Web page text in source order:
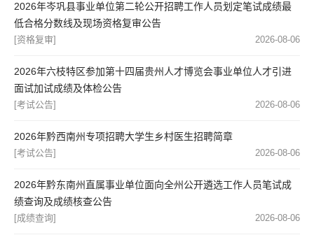
[资格复审]
2026年岑巩县事业单位第二轮公开招聘工作人员划定笔试成绩最
低合格分数线及现场资格复审公告
2026-08-06
[考试公告]
2026年六枝特区参加第十四届贵州人才博览会事业单位人才引进
面试加试成绩及体检公告
2026-08-06
[考试公告]
2026年黔西南州专项招聘大学生乡村医生招聘简章
2026-08-06
[成绩查询]
2026年黔东南州直属事业单位面向全州公开遴选工作人员笔试成
绩查询及成绩核查公告
2026-08-06